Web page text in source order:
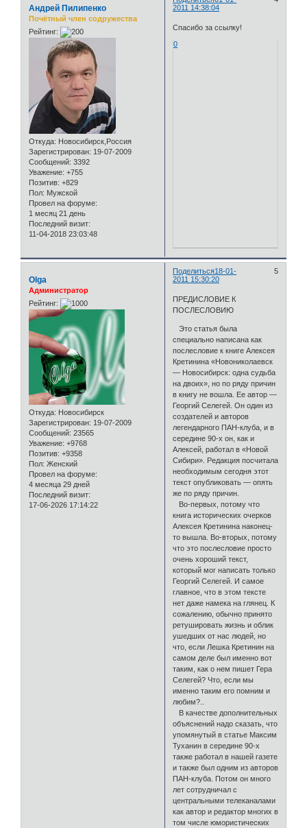
2011 14:38:04
Андрей Пилипенко
Почётный член содружества
Рейтинг:
Откуда: Новосибирск,Россия
Зарегистрирован: 19-07-2009
Сообщений: 3392
Уважение: +755
Позитив: +829
Пол: Мужской
Провел на форуме:
1 месяц 21 день
Последний визит:
11-04-2018 23:03:48
Спасибо за ссылку!
0
Поделиться 5
18-01-
2011 15:30:20
Olga
Администратор
Рейтинг:
Откуда: Новосибирск
Зарегистрирован: 19-07-2009
Сообщений: 23565
Уважение: +9768
Позитив: +9358
Пол: Женский
Провел на форуме:
4 месяца 29 дней
Последний визит:
17-06-2026 17:14:22
ПРЕДИСЛОВИЕ К
ПОСЛЕСЛОВИЮ
Это статья была
специально написана как
послесловие к книге Алексея
Кретинина «Новониколаевск
— Новосибирск: одна судьба
на двоих», но по ряду причин
в книгу не вошла. Ее автор —
Георгий Селегей. Он один из
создателей и авторов
легендарного ПАН-клуба, и в
середине 90-х он, как и
Алексей, работал в «Новой
Сибири». Редакция посчитала
необходимым сегодня этот
текст опубликовать — опять
же по ряду причин.
Во-первых, потому что
книга исторических очерков
Алексея Кретинина наконец-
то вышла. Во-вторых, потому
что это послесловие просто
очень хороший текст,
который мог написать только
Георгий Селегей. И самое
главное, что в этом тексте
нет даже намека на глянец. К
сожалению, обычно принято
ретушировать жизнь и облик
ушедших от нас людей, но
что, если Лешка Кретинин на
самом деле был именно вот
таким, как о нем пишет Гера
Селегей? Что, если мы
именно таким его помним и
любим?..
В качестве дополнительных
объяснений надо сказать, что
упомянутый в статье Максим
Туханин в середине 90-х
также работал в нашей газете
и также был одним из авторов
ПАН-клуба. Потом он много
лет сотрудничал с
центральными телеканалами
как автор и редактор многих в
том числе юмористических